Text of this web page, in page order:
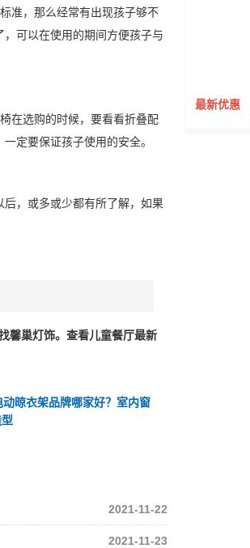
准，那么经常有出现孩子够不
可以在使用的期间方便孩子与
在选购的时候，要看看折叠配
定要保证孩子使用的安全。
，或多或少都有所了解，如果
馨巢灯饰。查看儿童餐厅最新
晾衣架品牌哪家好？室内窗
2021-11-22
2021-11-23
最新优惠